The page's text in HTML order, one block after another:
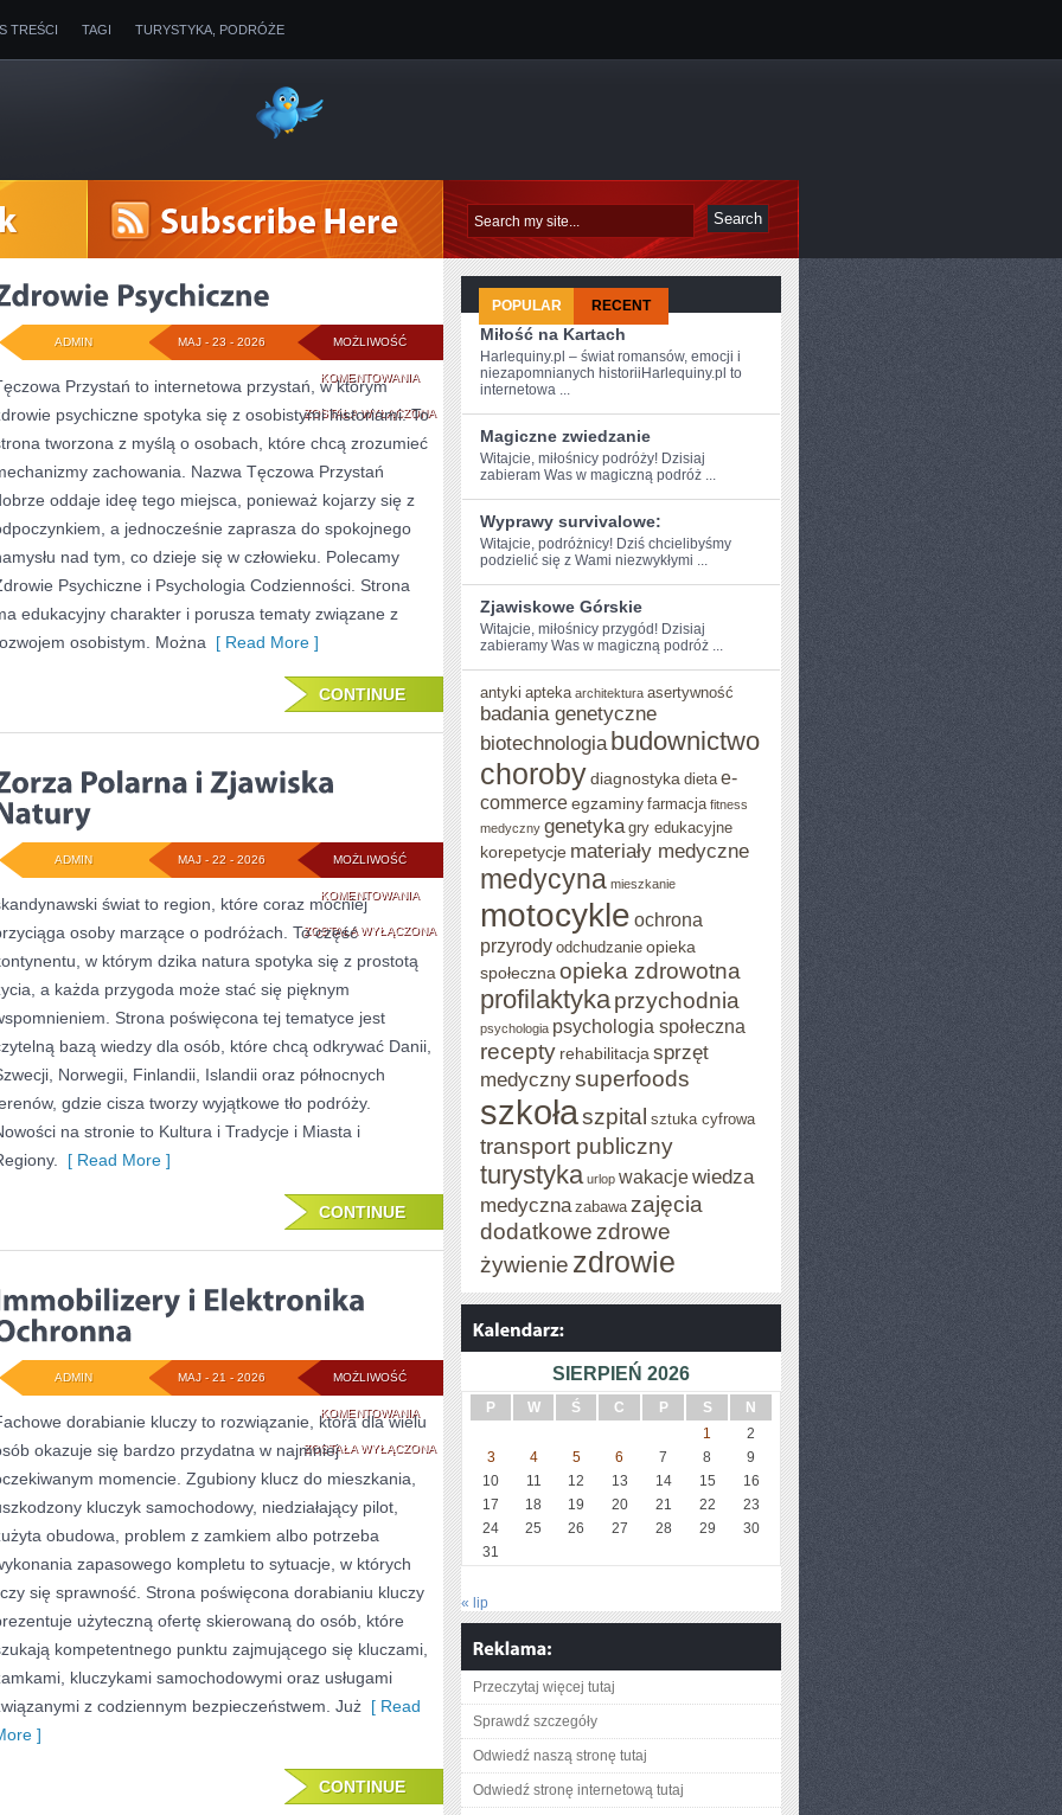
TREŚCI TAGI TURYSTYKA, PODRÓŻE
MOŻLIWOŚĆ
KOMENTOWANIAZDROWIE
PSYCHICZNE
ZOSTAŁA WYŁĄCZONA
MAJ - 23 - 2026
ADMIN
Przystań to internetowa przystań, w którym
psychiczne spotyka się z osobistymi historiami. To
tworzona z myślą o osobach, które chcą zrozumieć
zachowania. Nazwa Tęczowa Przystań
oddaje ideę tego miejsca, ponieważ kojarzy się z
a jednocześnie zaprasza do spokojnego
nad tym, co dzieje się w człowieku. Polecamy
Psychiczne i Psychologia Codzienności. Strona
edukacyjny charakter i porusza tematy związane z
osobistym. Można [ Read More ]
CONTINUE
MOŻLIWOŚĆ
KOMENTOWANIAZORZA
POLARNA
I
ZJAWISKA
NATURY
ZOSTAŁA WYŁĄCZONA
MAJ - 22 - 2026
ADMIN
świat to region, które coraz mocniej
osoby marzące o podróżach. To część
w którym dzika natura spotyka się z prostotą
a każda przygoda może stać się pięknym
Strona poświęcona tej tematyce jest
bazą wiedzy dla osób, które chcą odkrywać Danii,
Norwegii, Finlandii, Islandii oraz północnych
gdzie cisza tworzy wyjątkowe tło podróży.
na stronie to Kultura i Tradycje i Miasta i
[ Read More ]
CONTINUE
MOŻLIWOŚĆ
KOMENTOWANIAIMMOBILIZERY
I
ELEKTRONIKA
OCHRONNA
ZOSTAŁA WYŁĄCZONA
MAJ - 21 - 2026
ADMIN
dorabianie kluczy to rozwiązanie, która dla wielu
okazuje się bardzo przydatna w najmniej
momencie. Zgubiony klucz do mieszkania,
kluczyk samochodowy, niedziałający pilot,
obudowa, problem z zamkiem albo potrzeba
zapasowego kompletu to sytuacje, w których
się sprawność. Strona poświęcona dorabianiu kluczy
użyteczną ofertę skierowaną do osób, które
kompetentnego punktu zajmującego się kluczami,
kluczykami samochodowymi oraz usługami
z codziennym bezpieczeństwem. Już [ Read
]
CONTINUE
POPULAR RECENT
Miłość na Kartach
Harlequiny.pl – świat romansów, emocji i
niezapomnianych historiiHarlequiny.pl to
internetowa ...
Magiczne zwiedzanie
Witajcie, miłośnicy podróży! ⁤Dzisiaj
‌zabieram Was w ⁤magiczną podróż ...
Wyprawy survivalowe:
Witajcie, podróżnicy! Dziś chcielibyśmy
podzielić⁤ się z Wami niezwykłymi ...
Zjawiskowe Górskie
Witajcie, miłośnicy przygód! Dzisiaj
zabieramy Was w magiczną podróż ...
antyki apteka architektura asertywność
badania genetyczne
biotechnologia budownictwo
chorobydiagnostyka dieta e-
commerceegzaminy farmacja fitness
medyczny genetyka gry edukacyjne
korepetycje materiały medyczne
medycyna mieszkanie
motocykle ochrona
przyrody odchudzanie opieka
społeczna opieka zdrowotna
profilaktykaprzychodnia
psychologia psychologia społeczna
recepty rehabilitacja sprzęt
medycznysuperfoods
szkołaszpital sztuka cyfrowa
transport publiczny
turystyka urlop wakacjewiedza
medyczna zabawa zajęcia
dodatkowe zdrowe
żywienie zdrowie
SIERPIEŃ 2026
P W Ś C P S
N
1
2
3
4 5 6 7 8
9
10
11 12 13 14 15
16
17
18 19 20 21 22
23
24
25 26 27 28 29
30
31
« lip
Przeczytaj więcej tutaj
Sprawdź szczegóły
Odwiedź naszą stronę tutaj
Odwiedź stronę internetową tutaj